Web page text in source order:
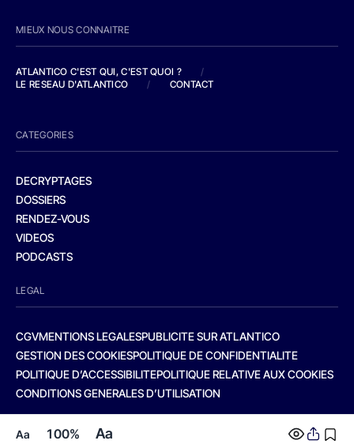
Aa 100% Aa
MIEUX NOUS CONNAITRE
ATLANTICO C'EST QUI, C'EST QUOI ?
/
LE RESEAU D'ATLANTICO
/ CONTACT
CATEGORIES
DECRYPTAGES
DOSSIERS
RENDEZ-VOUS
VIDEOS
PODCASTS
LEGAL
CGVMENTIONS LEGALESPUBLICITE SUR ATLANTICO
GESTION DES COOKIESPOLITIQUE DE CONFIDENTIALITE
POLITIQUE D’ACCESSIBILITEPOLITIQUE RELATIVE AUX COOKIES
CONDITIONS GENERALES D’UTILISATION